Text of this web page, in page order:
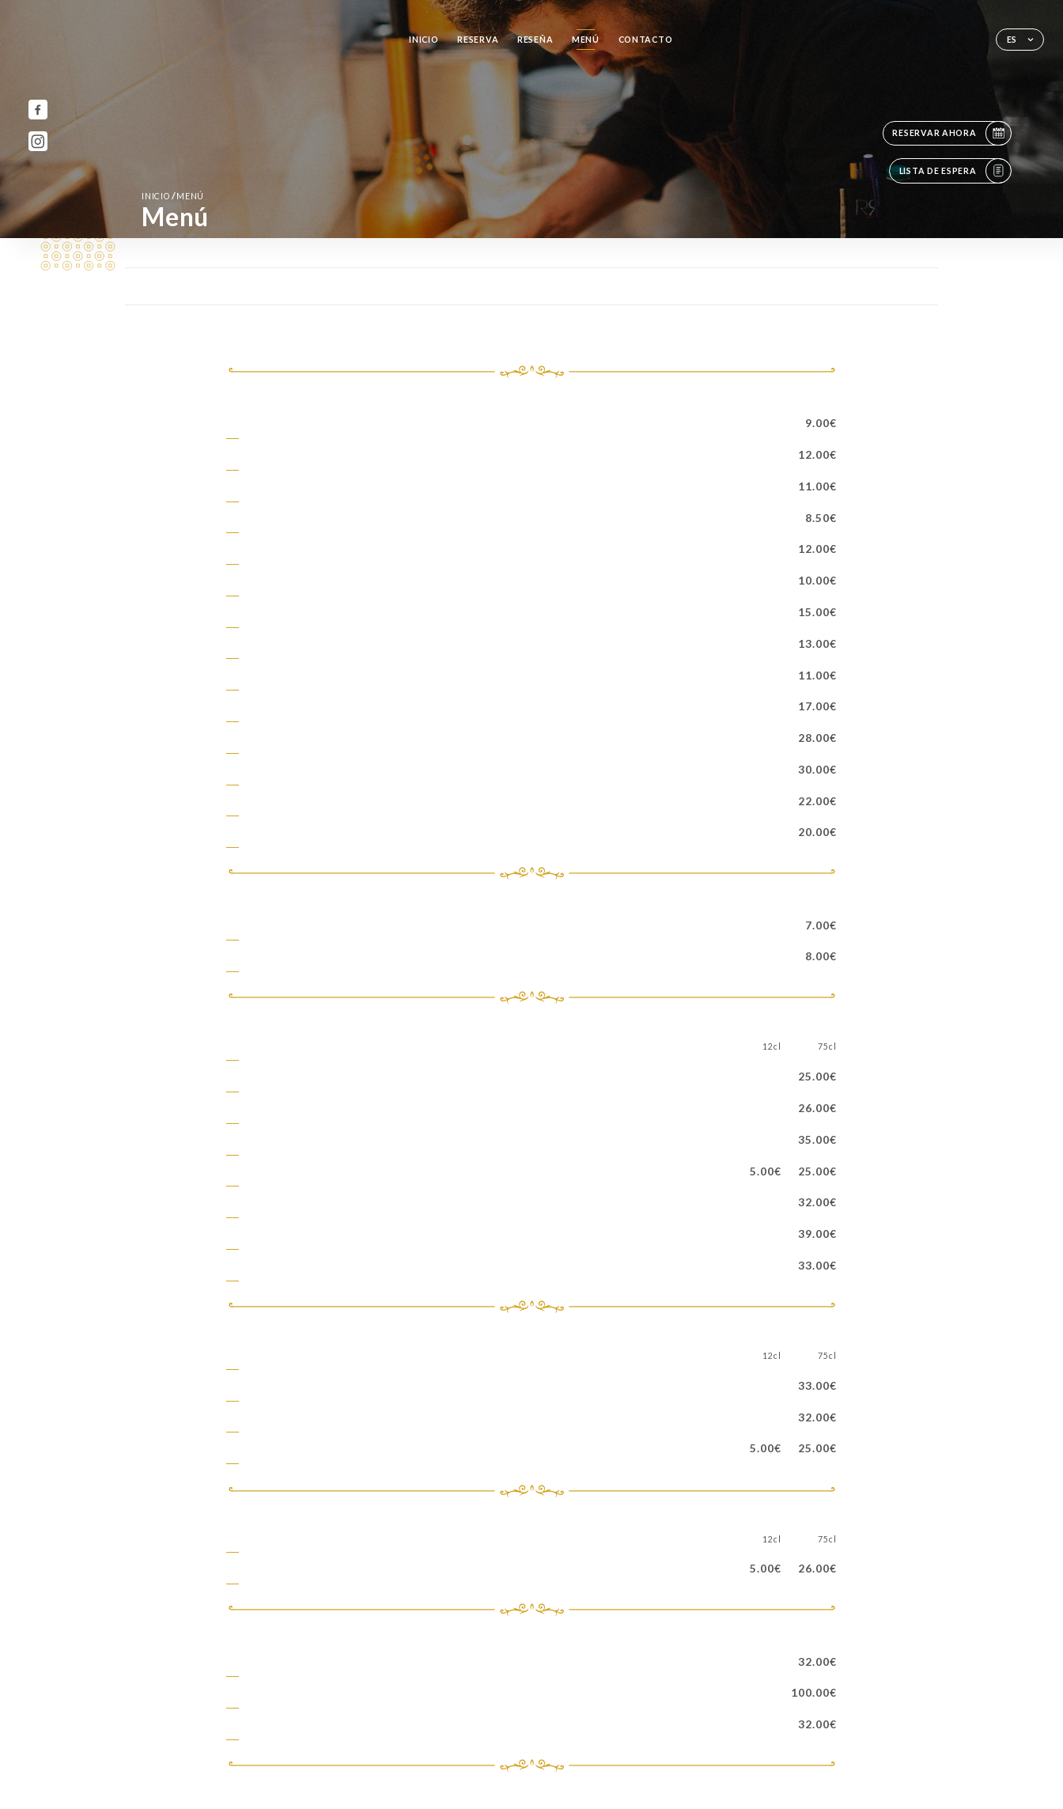
ES
INICIO RESERVA RESEÑA MENÚ CONTACTO
RESERVAR AHORA
LISTA DE ESPERA
INICIO/ MENÚ
Menú
9.00€
12.00€
11.00€
8.50€
12.00€
10.00€
15.00€
13.00€
11.00€
17.00€
28.00€
30.00€
22.00€
20.00€
7.00€
8.00€
12cl 75cl
25.00€
26.00€
35.00€
5.00€ 25.00€
32.00€
39.00€
33.00€
12cl 75cl
33.00€
32.00€
5.00€ 25.00€
12cl 75cl
5.00€ 26.00€
32.00€
100.00€
32.00€